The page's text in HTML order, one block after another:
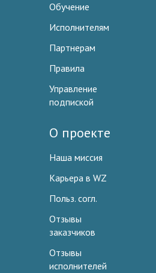
Обучение
Исполнителям
Партнерам
Правила
Управление
подпиской
О проекте
Наша миссия
Карьера в WZ
Польз. согл.
Отзывы
заказчиков
Отзывы
исполнителей